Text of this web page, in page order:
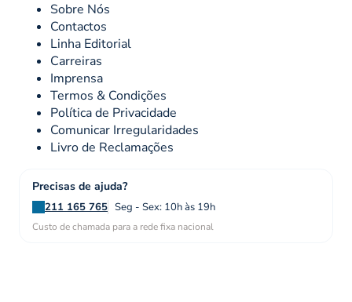
Sobre Nós
Contactos
Linha Editorial
Carreiras
Imprensa
Termos & Condições
Política de Privacidade
Comunicar Irregularidades
Livro de Reclamações
Precisas de ajuda?
211 165 765 Seg - Sex: 10h às 19h
Custo de chamada para a rede fixa nacional